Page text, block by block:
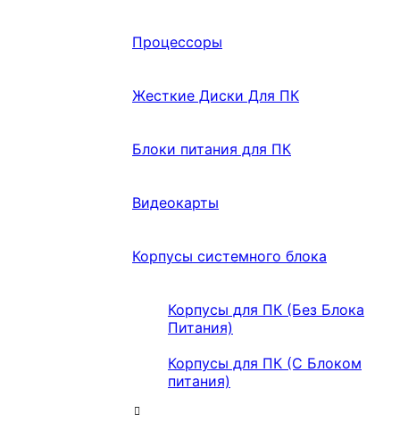
Процессоры
Жесткие Диски Для ПК
Блоки питания для ПК
Видеокарты
Корпусы системного блока
Корпусы для ПК (Без Блока
Питания)
Корпусы для ПК (С Блоком
питания)